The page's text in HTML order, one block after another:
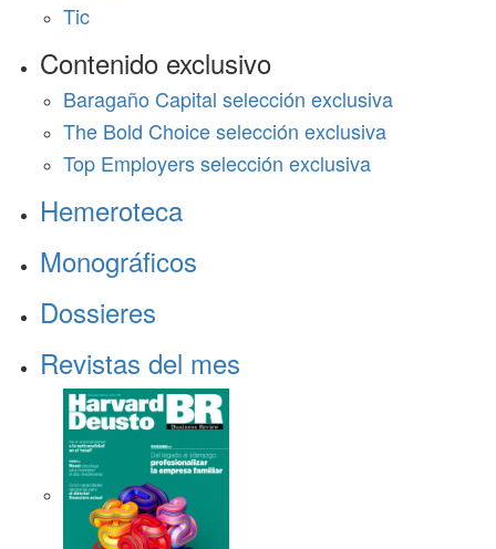
Tic
Contenido exclusivo
Baragaño Capital selección exclusiva
The Bold Choice selección exclusiva
Top Employers selección exclusiva
Hemeroteca
Monográficos
Dossieres
Revistas del mes